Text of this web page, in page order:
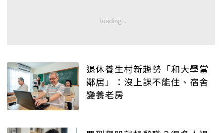
退休養生村新趨勢「和大學當
鄰居」：沒上課不能住、宿舍
變養老房